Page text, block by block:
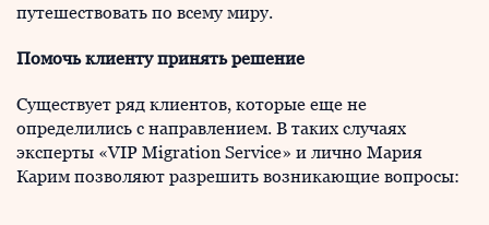
путешествовать по всему миру.
Помочь клиенту принять решение
Существует ряд клиентов, которые еще не
определились с направлением. В таких случаях
эксперты «VIP Migration Service» и лично Мария
Карим позволяют разрешить возникающие вопросы: